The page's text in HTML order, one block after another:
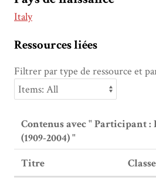
Italy
Ressources liées
Filtrer par type de ressource et
Contenus avec " Participant
(1909-2004) "
Titre
Classe